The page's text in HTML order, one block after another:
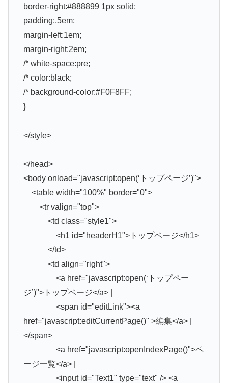
border-right:#888899 1px solid;
padding:.5em;
margin-left:1em;
margin-right:2em;
/* white-space:pre;
/* color:black;
/* background-color:#F0F8FF;
}
</style>
</head>
<body onload="javascript:open(‘トップページ’)">
<table width="100%" border="0">
<tr valign="top">
<td class="style1">
<h1 id="headerH1">トップページ</h1>
</td>
<td align="right">
<a href="javascript:open(‘トップペー
ジ’)">トップページ</a> |
<span id="editLink"><a
href="javascript:editCurrentPage()" >編集</a> |
</span>
<a href="javascript:openIndexPage()">ペ
ージ一覧</a> |
<input id="Text1" type="text" /> <a